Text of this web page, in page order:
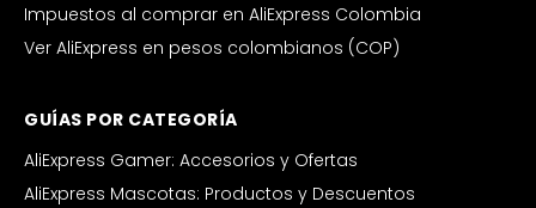
Impuestos al comprar en AliExpress Colombia
Ver AliExpress en pesos colombianos (COP)
GUÍAS POR CATEGORÍA
AliExpress Gamer: Accesorios y Ofertas
AliExpress Mascotas: Productos y Descuentos